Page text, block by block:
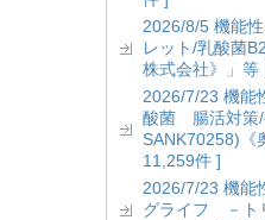
2026/8/5 機能
レット/乳酸菌
株式会社》」
2026/7/23 機能
酸菌 腸活対策/
SANK70258)《
11,259件 ]
2026/7/23 機能
グライフ －ト